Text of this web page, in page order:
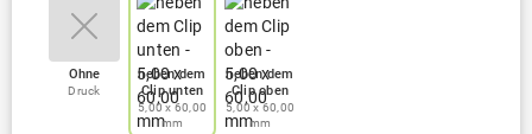
Ohne
Druck
neben dem
Clip unten
5,00 x 60,00
mm
neben dem
Clip oben
5,00 x 60,00
mm